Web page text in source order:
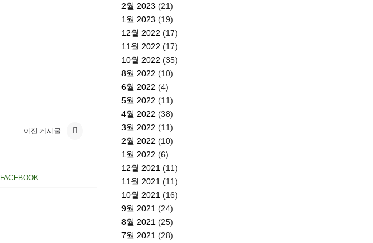
이전 게시물
FACEBOOK
2월 2023 (21)
1월 2023 (19)
12월 2022 (17)
11월 2022 (17)
10월 2022 (35)
8월 2022 (10)
6월 2022 (4)
5월 2022 (11)
4월 2022 (38)
3월 2022 (11)
2월 2022 (10)
1월 2022 (6)
12월 2021 (11)
11월 2021 (11)
10월 2021 (16)
9월 2021 (24)
8월 2021 (25)
7월 2021 (28)